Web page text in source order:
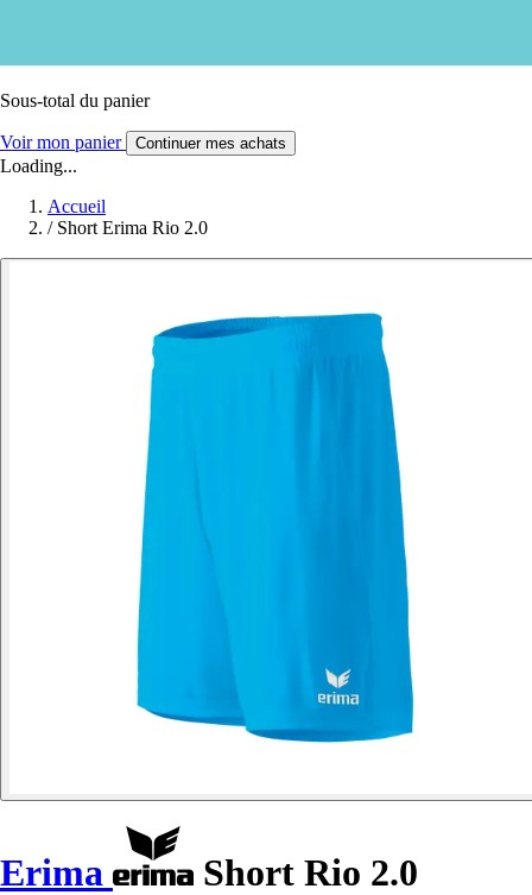
Sous-total du panier
Voir mon panier Continuer mes achats
Loading...
Accueil
/ Short Erima Rio 2.0
Erima Short Rio 2.0